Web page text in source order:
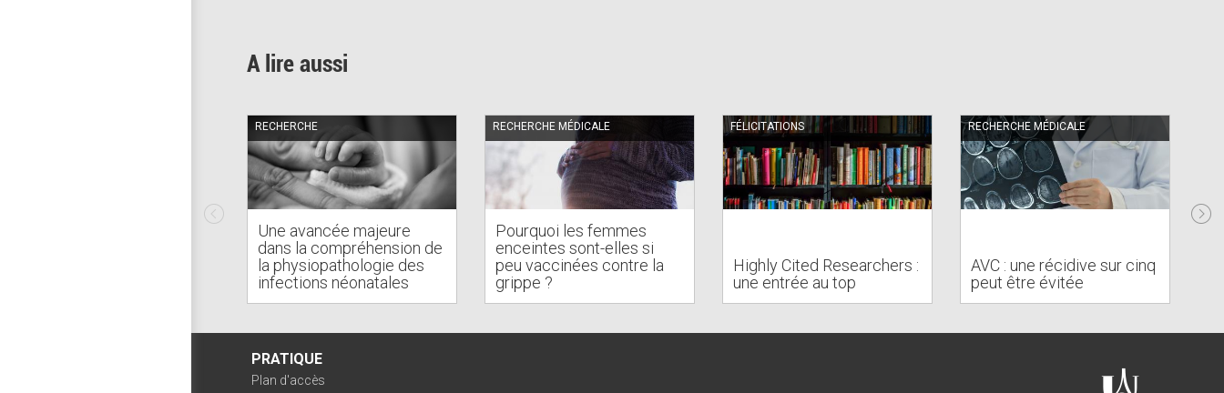
A lire aussi
RECHERCHE
Une avancée majeure
dans la compréhension de
la physiopathologie des
infections néonatales
RECHERCHE MÉDICALE
Pourquoi les femmes
enceintes sont-elles si
peu vaccinées contre la
grippe ?
FÉLICITATIONS
Highly Cited Researchers :
une entrée au top
RECHERCHE MÉDICALE
AVC : une récidive sur cinq
peut être évitée
PRATIQUE
Plan d'accès